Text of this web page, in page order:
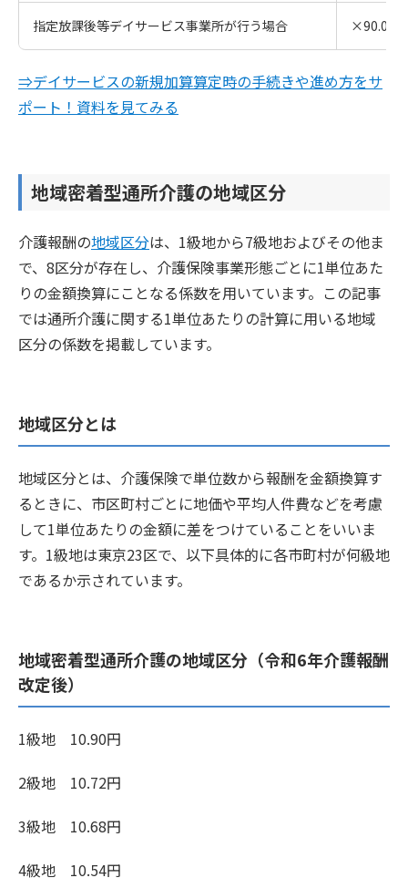
指定放課後等デイサービス事業所が行う場合 ×90.0%
⇒デイサービスの新規加算算定時の手続きや進め方をサ
ポート！資料を見てみる
地域密着型通所介護の地域区分
介護報酬の地域区分は、1級地から7級地およびその他ま
で、8区分が存在し、介護保険事業形態ごとに1単位あた
りの金額換算にことなる係数を用いています。この記事
では通所介護に関する1単位あたりの計算に用いる地域
区分の係数を掲載しています。
地域区分とは
地域区分とは、介護保険で単位数から報酬を金額換算す
るときに、市区町村ごとに地価や平均人件費などを考慮
して1単位あたりの金額に差をつけていることをいいま
す。1級地は東京23区で、以下具体的に各市町村が何級地
であるか示されています。
地域密着型通所介護の地域区分（令和6年介護報酬
改定後）
1級地 10.90円
2級地 10.72円
3級地 10.68円
4級地 10.54円